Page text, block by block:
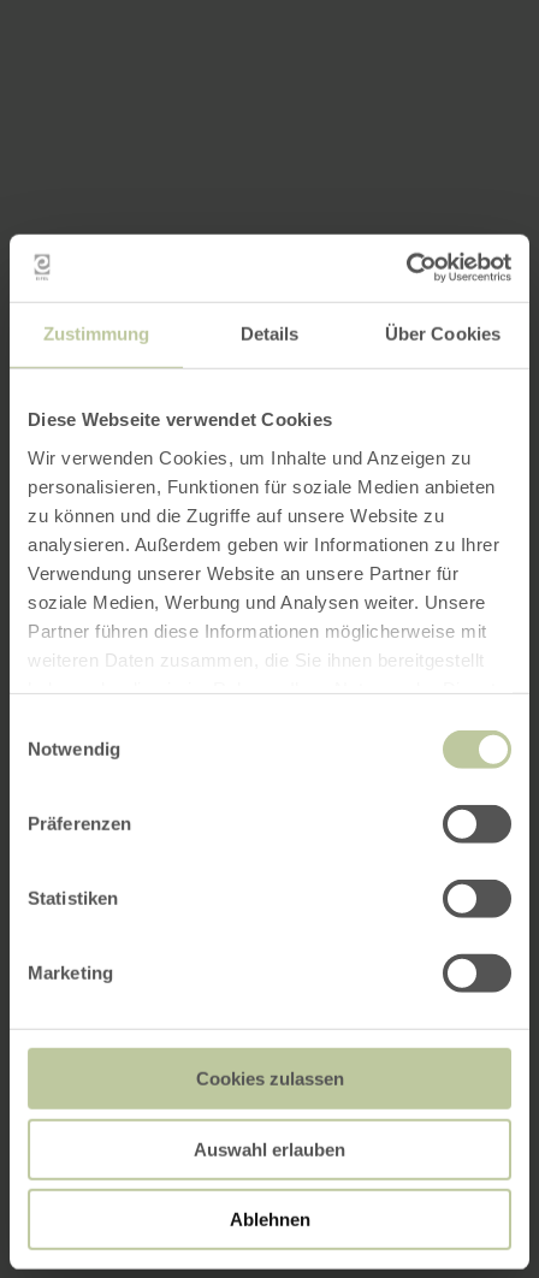
Zustimmung Details Über Cookies
Diese Webseite verwendet Cookies
Wir verwenden Cookies, um Inhalte und Anzeigen zu
personalisieren, Funktionen für soziale Medien anbieten
zu können und die Zugriffe auf unsere Website zu
analysieren. Außerdem geben wir Informationen zu Ihrer
Verwendung unserer Website an unsere Partner für
soziale Medien, Werbung und Analysen weiter. Unsere
Partner führen diese Informationen möglicherweise mit
weiteren Daten zusammen, die Sie ihnen bereitgestellt
Notwendig
Präferenzen
Statistiken
Marketing
Cookies zulassen
Auswahl erlauben
Ablehnen